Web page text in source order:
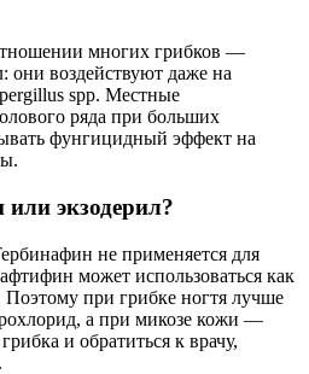
многих грибков —
они воздействуют даже на
spp. Местные
ряда при больших
фунгицидный эффект на
экзодерил?
не применяется для
может использоваться как
Поэтому при грибке ногтя лучше
а при микозе кожи —
и обратиться к врачу,